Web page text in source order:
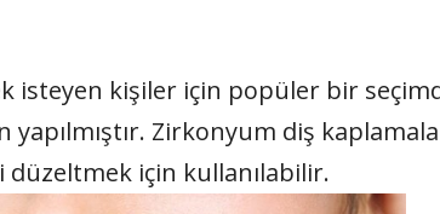
kişiler için popüler bir
Zirkonyum diş
için kullanılabilir.